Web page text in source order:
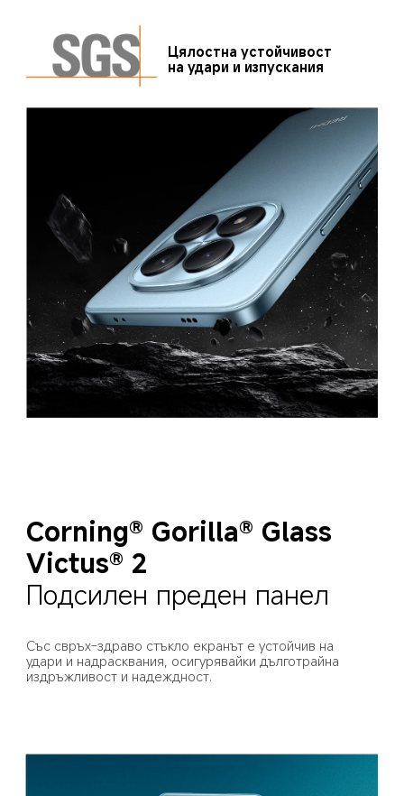
Цялостна устойчивост
на удари и изпускания
Corning® Gorilla® Glass
Victus® 2
Подсилен преден панел
Със свръх-здраво стъкло екранът е устойчив на
удари и надрасквания, осигурявайки дълготрайна
издръжливост и надеждност.